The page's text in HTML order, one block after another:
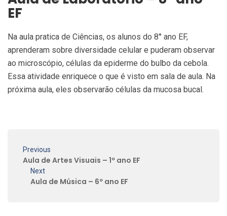
EF
Na aula pratica de Ciências, os alunos do 8° ano EF,
aprenderam sobre diversidade celular e puderam observar
ao microscópio, células da epiderme do bulbo da cebola.
Essa atividade enriquece o que é visto em sala de aula. Na
próxima aula, eles observarão células da mucosa bucal.
Previous
Aula de Artes Visuais – 1º ano EF
Next
Aula de Música – 6º ano EF